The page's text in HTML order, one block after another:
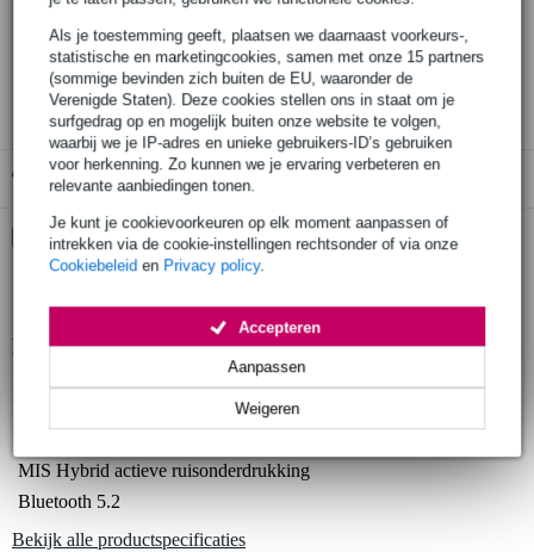
Als je toestemming geeft, plaatsen we daarnaast voorkeurs-,
statistische en marketingcookies, samen met onze 15 partners
(sommige bevinden zich buiten de EU, waaronder de
Verenigde Staten). Deze cookies stellen ons in staat om je
surfgedrag op en mogelijk buiten onze website te volgen,
waarbij we je IP-adres en unieke gebruikers-ID’s gebruiken
voor herkenning. Zo kunnen we je ervaring verbeteren en
relevante aanbiedingen tonen.
Je kunt je cookievoorkeuren op elk moment aanpassen of
intrekken via de cookie-instellingen rechtsonder of via onze
Cookiebeleid en Privacy policy.
Weigeren
Aanpassen
Accepteren
Bestel voor 23:00 = over circa 3 werkdagen in huis
30 dagen 'niet goed geld terug' garantie
3 jaar Bax Music garantie
Gratis ophalen in de winkel
Kies nu voor 2 jaar extra Bax Music garantie en meer
voordelen
Productinformatie
hybride duaal weergavesysteem:
Knowles® gebalanceerd armatuur,
MIS Hybrid actieve ruisonderdrukking
Bluetooth 5.2
Bekijk alle productspecificaties